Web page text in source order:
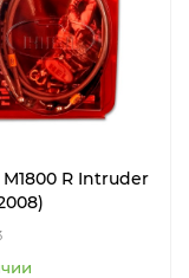
R Intruder